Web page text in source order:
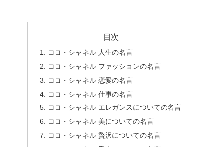
目次
ココ・シャネル 人生の名言
ココ・シャネル ファッションの名言
ココ・シャネル 恋愛の名言
ココ・シャネル 仕事の名言
ココ・シャネル エレガンスについての名言
ココ・シャネル 美についての名言
ココ・シャネル 贅沢についての名言